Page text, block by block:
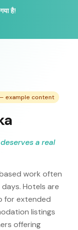
है!
example content
a real
work often
Hotels are
for extended
listings
offering